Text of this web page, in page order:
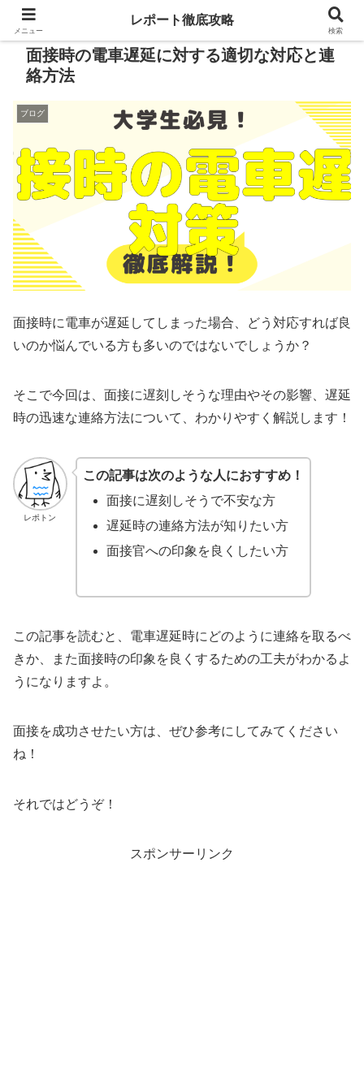
面接時の電車遅延に対する適切な対応と連
絡方法
ブログ
面接時に電車が遅延してしまった場合、どう対応すれば良
いのか悩んでいる方も多いのではないでしょうか？
そこで今回は、面接に遅刻しそうな理由やその影響、遅延
時の迅速な連絡方法について、わかりやすく解説します！
レポトン
この記事は次のような人におすすめ！
面接に遅刻しそうで不安な方
遅延時の連絡方法が知りたい方
面接官への印象を良くしたい方
この記事を読むと、電車遅延時にどのように連絡を取るべ
きか、また面接時の印象を良くするための工夫がわかるよ
うになりますよ。
面接を成功させたい方は、ぜひ参考にしてみてください
ね！
それではどうぞ！
スポンサーリンク
メニュー
レポート徹底攻略
検索